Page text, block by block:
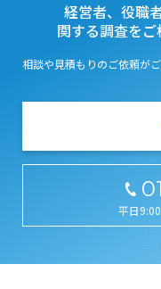
経営者、役職
関する調査を
相談や見積もりのご依頼が
平日